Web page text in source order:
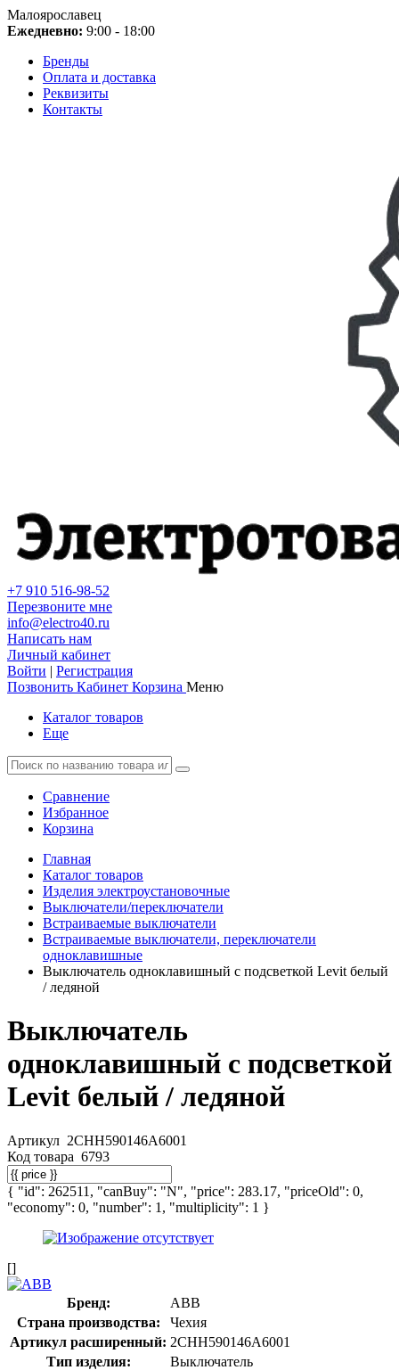
Малоярославец
Ежедневно: 9:00 - 18:00
Бренды
Оплата и доставка
Реквизиты
Контакты
+7 910 516-98-52
Перезвоните мне
info@electro40.ru
Написать нам
Личный кабинет
Войти | Регистрация
Позвонить Кабинет Корзина Меню
Каталог товаров
Еще
Сравнение
Избранное
Корзина
Главная
Каталог товаров
Изделия электроустановочные
Выключатели/переключатели
Встраиваемые выключатели
Встраиваемые выключатели, переключатели
одноклавишные
Выключатель одноклавишный с подсветкой Levit белый
/ ледяной
Выключатель
одноклавишный с подсветкой
Levit белый / ледяной
Артикул 2CHH590146A6001
Код товара 6793
{ "id": 262511, "canBuy": "N", "price": 283.17, "priceOld": 0,
"economy": 0, "number": 1, "multiplicity": 1 }
[]
Бренд:
ABB
Страна производства:
Чехия
Артикул расширенный: 2CHH590146A6001
Тип изделия:
Выключатель